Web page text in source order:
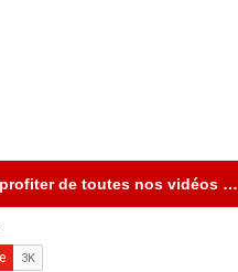
de toutes nos vidéos …